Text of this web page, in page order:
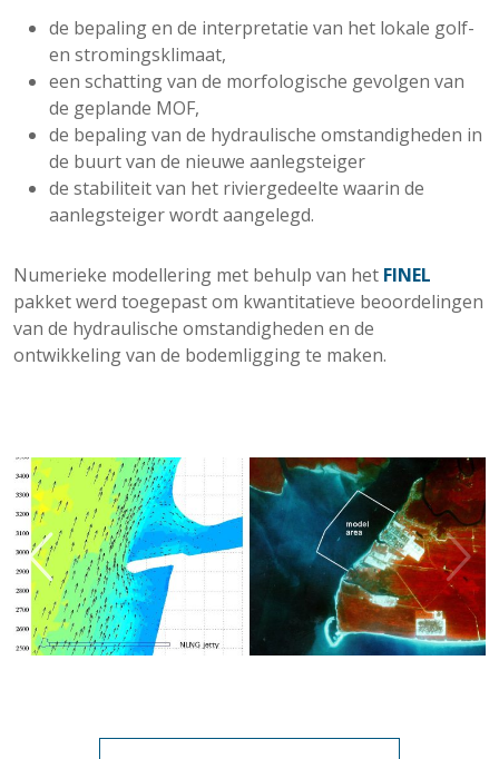
de bepaling en de interpretatie van het lokale golf-
en stromingsklimaat,
een schatting van de morfologische gevolgen van
de geplande MOF,
de bepaling van de hydraulische omstandigheden in
de buurt van de nieuwe aanlegsteiger
de stabiliteit van het riviergedeelte waarin de
aanlegsteiger wordt aangelegd.
Numerieke modellering met behulp van het FINEL
pakket werd toegepast om kwantitatieve beoordelingen
van de hydraulische omstandigheden en de
ontwikkeling van de bodemligging te maken.